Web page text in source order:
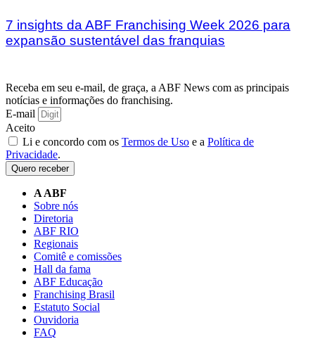
7 insights da ABF Franchising Week 2026 para
expansão sustentável das franquias
Receba em seu e-mail, de graça, a ABF News com as principais
notícias e informações do franchising.
E-mail
Aceito
Li e concordo com os Termos de Uso e a Política de
Privacidade.
Quero receber
A ABF
Sobre nós
Diretoria
ABF RIO
Regionais
Comitê e comissões
Hall da fama
ABF Educação
Franchising Brasil
Estatuto Social
Ouvidoria
FAQ